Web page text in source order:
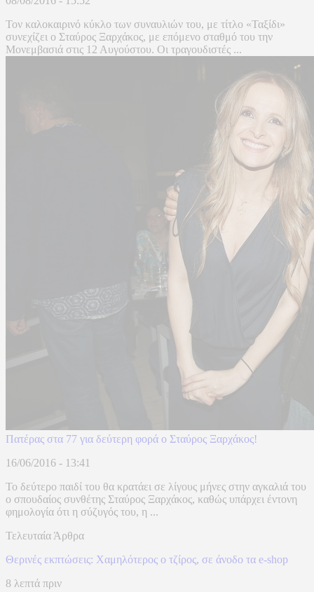
Τον καλοκαιρινό κύκλο των συναυλιών του, με τίτλο «Ταξίδι»
συνεχίζει ο Σταύρος Ξαρχάκος, με επόμενο σταθμό του την
Μονεμβασιά στις 12 Αυγούστου. Οι τραγουδιστές ...
Πατέρας στα 77 για δεύτερη φορά ο Σταύρος Ξαρχάκος!
16/06/2016 - 13:41
Το δεύτερο παιδί του θα κρατάει σε λίγους μήνες στην αγκαλιά του
ο σπουδαίος συνθέτης Σταύρος Ξαρχάκος, καθώς υπάρχει έντονη
φημολογία ότι η σύζυγός του, η ...
Τελευταία Άρθρα
Θερινές εκπτώσεις: Χαμηλότερος ο τζίρος, σε άνοδο τα e-shop
8 λεπτά πριν